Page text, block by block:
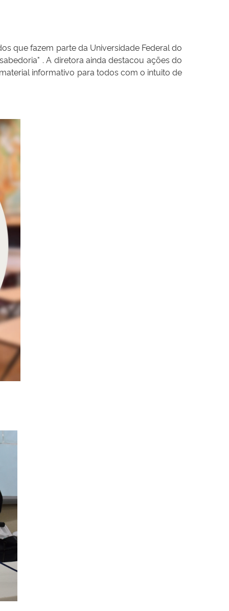
que fazem parte da Universidade Federal do
. A diretora ainda destacou ações do
informativo para todos com o intuito de